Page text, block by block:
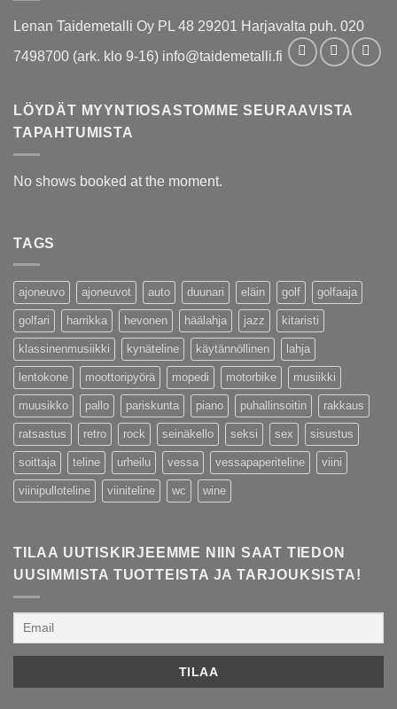
Lenan Taidemetalli Oy PL 48 29201 Harjavalta puh. 020
7498700 (ark. klo 9-16) info@taidemetalli.fi
LÖYDÄT MYYNTIOSASTOMME SEURAAVISTA
TAPAHTUMISTA
No shows booked at the moment.
TAGS
ajoneuvo ajoneuvot auto duunari eläin golf golfaaja
golfari harrikka hevonen häälahja jazz kitaristi
klassinenmusiikki kynäteline käytännöllinen lahja
lentokone moottoripyörä mopedi motorbike musiikki
muusikko pallo pariskunta piano puhallinsoitin rakkaus
ratsastus retro rock seinäkello seksi sex sisustus
soittaja teline urheilu vessa vessapaperiteline viini
viinipulloteline viiniteline wc wine
TILAA UUTISKIRJEEMME NIIN SAAT TIEDON
UUSIMMISTA TUOTTEISTA JA TARJOUKSISTA!